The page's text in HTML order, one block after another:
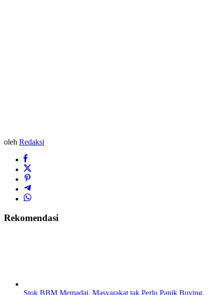
oleh Redaksi
Rekomendasi
Stok BBM Memadai, Masyarakat tak Perlu Panik Buying,